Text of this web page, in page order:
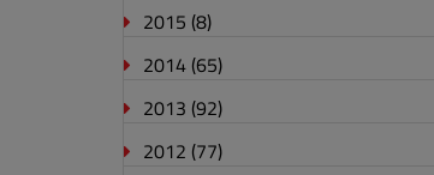
2015 (8)
2014 (65)
2013 (92)
2012 (77)